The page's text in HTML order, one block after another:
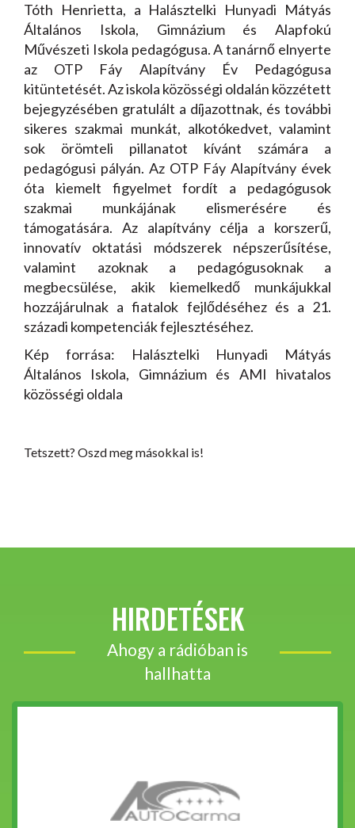
Tóth Henrietta, a Halásztelki Hunyadi Mátyás
Általános Iskola, Gimnázium és Alapfokú
Művészeti Iskola pedagógusa. A tanárnő elnyerte
az OTP Fáy Alapítvány Év Pedagógusa
kitüntetését. Az iskola közösségi oldalán közzétett
bejegyzésében gratulált a díjazottnak, és további
sikeres szakmai munkát, alkotókedvet, valamint
sok örömteli pillanatot kívánt számára a
pedagógusi pályán. Az OTP Fáy Alapítvány évek
óta kiemelt figyelmet fordít a pedagógusok
szakmai munkájának elismerésére és
támogatására. Az alapítvány célja a korszerű,
innovatív oktatási módszerek népszerűsítése,
valamint azoknak a pedagógusoknak a
megbecsülése, akik kiemelkedő munkájukkal
hozzájárulnak a fiatalok fejlődéséhez és a 21.
századi kompetenciák fejlesztéséhez.
Kép forrása: Halásztelki Hunyadi Mátyás
Általános Iskola, Gimnázium és AMI hivatalos
közösségi oldala
Tetszett? Oszd meg másokkal is!
HIRDETÉSEK
Ahogy a rádióban is
hallhatta